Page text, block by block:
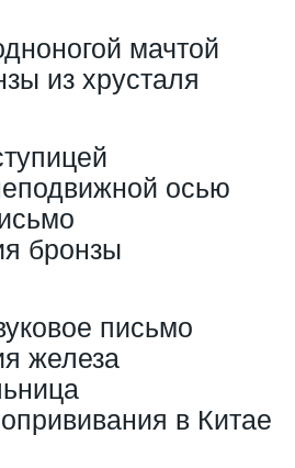
мачтой
из хрусталя
осью
бронзы
письмо
железа
в Китае